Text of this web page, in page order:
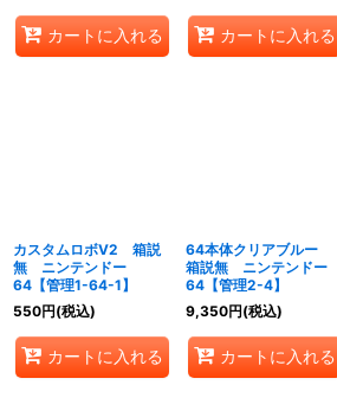
カートに入れる カートに入れる
カスタムロボV2 箱説
無 ニンテンドー
64【管理1-64-1】
550円(税込)
カートに入れる
64本体クリアブルー
箱説無 ニンテンドー
64【管理2-4】
9,350円(税込)
カートに入れる